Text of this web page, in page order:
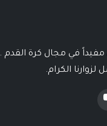
في مجال كرة القدم .
الكرام.